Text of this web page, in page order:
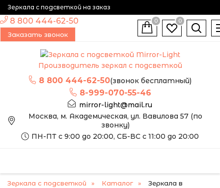
Зеркала с подсветкой на заказ
Производитель зеркал с подсветкой
8 800 444-62-50(звонок бесплатный)
8-999-070-55-46
mirror-light@mail.ru
Москва, м. Академическая, ул. Вавилова 57 (по
звонку)
ПН-ПТ с 9:00 до 20:00, СБ-ВС с 11:00 до 20:00
8 800 444-62-50
Заказать звонок
0
0
Зеркала с подсветкой Каталог
Зеркала в